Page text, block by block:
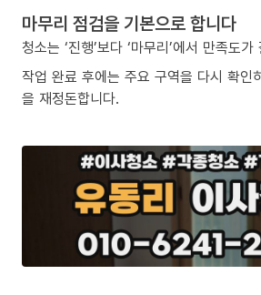
마무리 점검을 기본으로 합니다
청소는 ‘진행’보다 ‘마무리’에서 만족도가
작업 완료 후에는 주요 구역을 다시 확인
을 재정돈합니다.